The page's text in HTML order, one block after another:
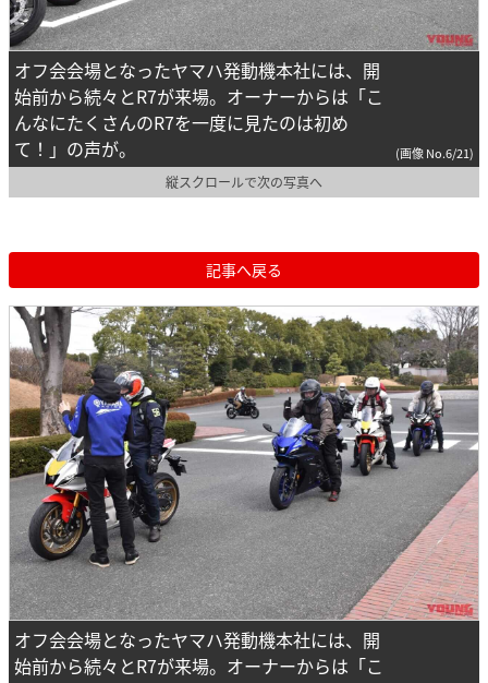
オフ会会場となったヤマハ発動機本社には、開
始前から続々とR7が来場。オーナーからは「こ
んなにたくさんのR7を一度に見たのは初め
て！」の声が。
(画像 No.6/21)
縦スクロールで次の写真へ
記事へ戻る
オフ会会場となったヤマハ発動機本社には、開
始前から続々とR7が来場。オーナーからは「こ